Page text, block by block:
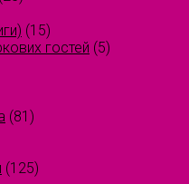
(15)
гостей (5)
(81)
(125)